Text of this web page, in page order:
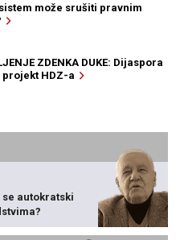
može srušiti pravnim
ZDENKA DUKE: Dijaspora
HDZ-a
se autokratski